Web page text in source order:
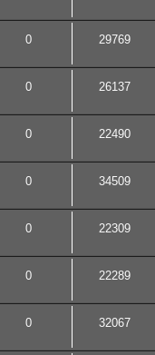
0 29769
0 26137
0 22490
0 34509
0 22309
0 22289
0 32067